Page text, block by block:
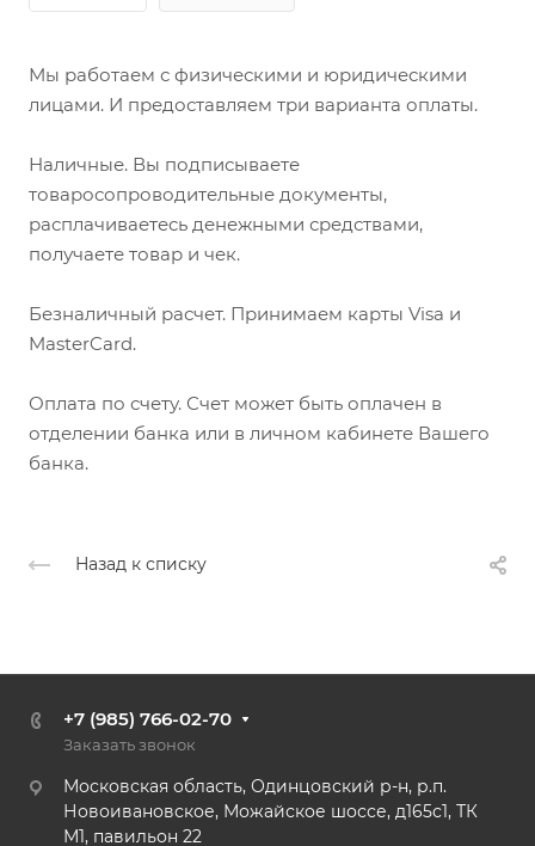
Мы работаем с физическими и юридическими
лицами. И предоставляем три варианта оплаты.
Наличные. Вы подписываете
товаросопроводительные документы,
расплачиваетесь денежными средствами,
получаете товар и чек.
Безналичный расчет. Принимаем карты Visa и
MasterCard.
Оплата по счету. Счет может быть оплачен в
отделении банка или в личном кабинете Вашего
банка.
Назад к списку
+7 (985) 766-02-70
Заказать звонок
Московская область, Одинцовский р-н, р.п.
Новоивановское, Можайское шоссе, д165с1, ТК
М1, павильон 22